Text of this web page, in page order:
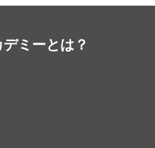
ミーとは？